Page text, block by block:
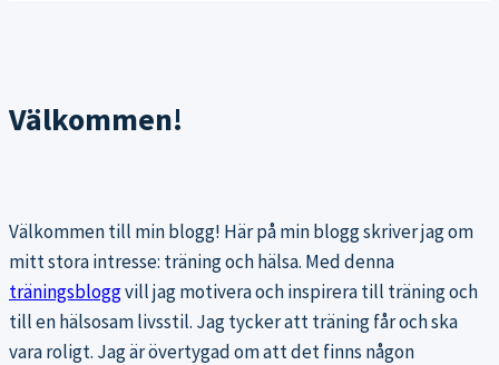
Välkommen!
Välkommen till min blogg! Här på min blogg skriver jag om
mitt stora intresse: träning och hälsa. Med denna
träningsbloggvill jag motivera och inspirera till träning och
till en hälsosam livsstil. Jag tycker att träning får och ska
vara roligt. Jag är övertygad om att det finns någon